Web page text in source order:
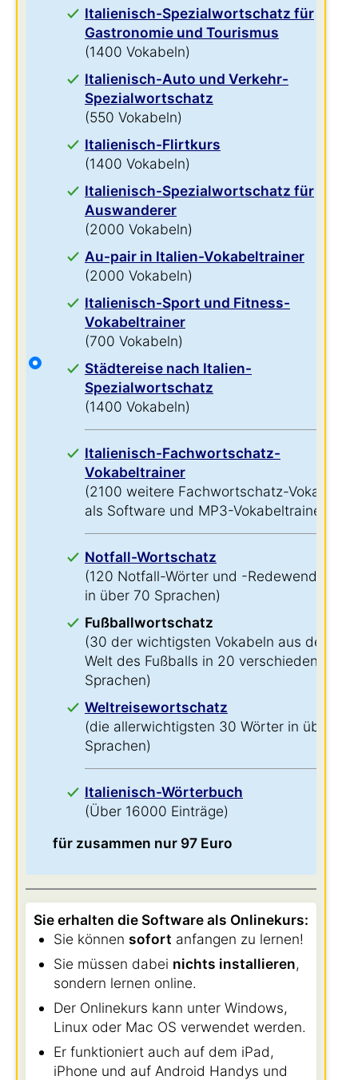
Italienisch-Spezialwortschatz für
Gastronomie und Tourismus
(1400 Vokabeln)
Italienisch-Auto und Verkehr-
Spezialwortschatz
(550 Vokabeln)
Italienisch-Flirtkurs
(1400 Vokabeln)
Italienisch-Spezialwortschatz für
Auswanderer
(2000 Vokabeln)
Au-pair in Italien-Vokabeltrainer
(2000 Vokabeln)
Italienisch-Sport und Fitness-
Vokabeltrainer
(700 Vokabeln)
Städtereise nach Italien-
Spezialwortschatz
(1400 Vokabeln)
Italienisch-Fachwortschatz-
Vokabeltrainer
(2100 weitere Fachwortschatz-Vokabeln
als Software und MP3-Vokabeltrainer)
Notfall-Wortschatz
(120 Notfall-Wörter und -Redewendungen
in über 70 Sprachen)
Fußballwortschatz
(30 der wichtigsten Vokabeln aus der
Welt des Fußballs in 20 verschiedenen
Sprachen)
Weltreisewortschatz
(die allerwichtigsten 30 Wörter in über 60
Sprachen)
Italienisch-Wörterbuch
(Über 16000 Einträge)
für zusammen nur 97 Euro
Sie erhalten die Software als Onlinekurs:
Sie können sofort anfangen zu lernen!
Sie müssen dabei nichts installieren,
sondern lernen online.
Der Onlinekurs kann unter Windows,
Linux oder Mac OS verwendet werden.
Er funktioniert auch auf dem iPad,
iPhone und auf Android Handys und